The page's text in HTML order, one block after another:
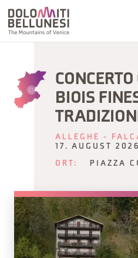
BIOIS
ALLEGHE -
17. AUGUST
ORT: PIAZZA